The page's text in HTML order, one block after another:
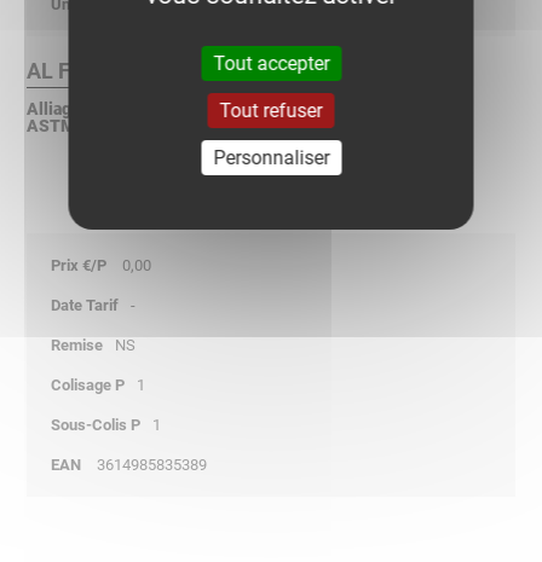
kg/p
AL Finition :
Alliage d'aluminium 5754 suivant NF EN 573 / NF EN 485 /
ASTM B 275 / ASTM B 209
0,00
-
NS
1
1
3614985835389
Tout accepter
Tout refuser
Personnaliser